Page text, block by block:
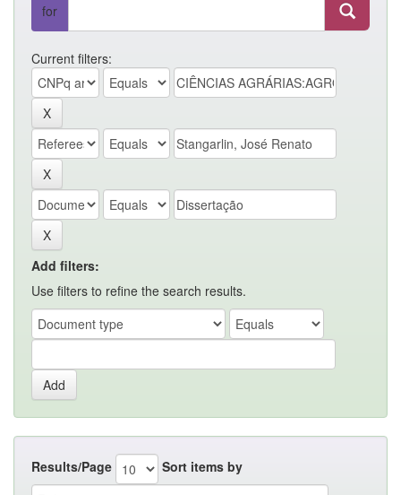
for
Current filters:
Add filters:
Use filters to refine the search results.
Results/Page Sort items by